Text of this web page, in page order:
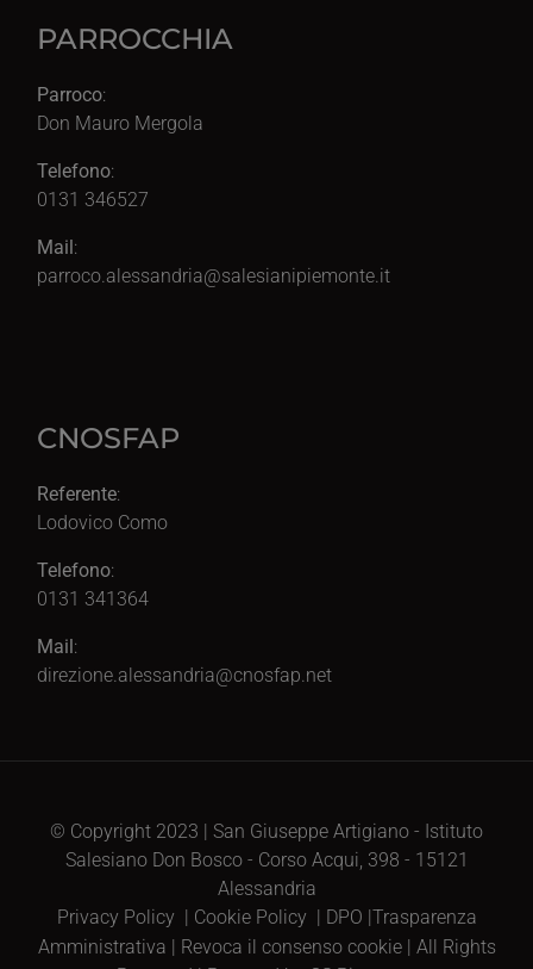
PARROCCHIA
Parroco:
Don Mauro Mergola
Telefono:
0131 346527
Mail:
parroco.alessandria@salesianipiemonte.it
CNOSFAP
Referente:
Lodovico Como
Telefono:
0131 341364
Mail:
direzione.alessandria@cnosfap.net
© Copyright 2023 | San Giuseppe Artigiano - Istituto
Salesiano Don Bosco - Corso Acqui, 398 - 15121
Alessandria
Privacy Policy | Cookie Policy | DPO |Trasparenza
Amministrativa | Revoca il consenso cookie| All Rights